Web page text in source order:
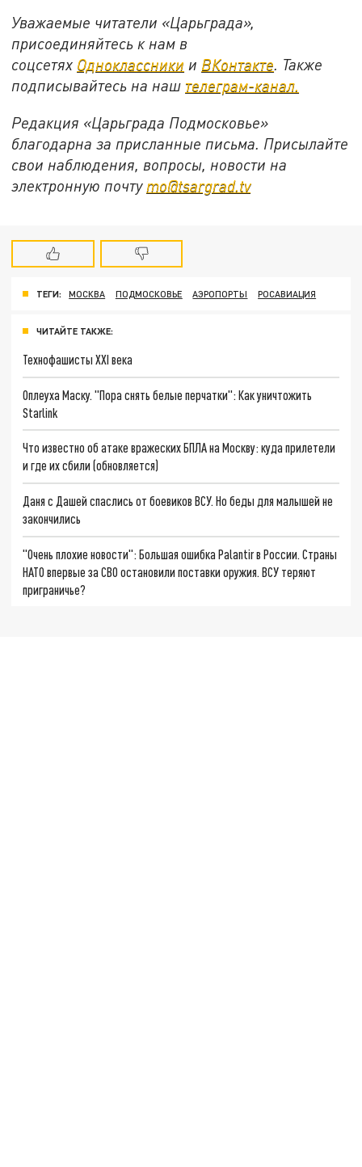
Уважаемые читатели «Царьграда»,
присоединяйтесь к нам в
соцсетях Одноклассники и ВКонтакте. Также
подписывайтесь на наш телеграм-канал.
Редакция «Царьграда Подмосковье»
благодарна за присланные письма. Присылайте
свои наблюдения, вопросы, новости на
электронную почту mo@tsargrad.tv
ТЕГИ: МОСКВА ПОДМОСКОВЬЕ АЭРОПОРТЫ РОСАВИАЦИЯ
ЧИТАЙТЕ ТАКЖЕ:
Технофашисты XXI века
Оплеуха Маску. "Пора снять белые перчатки": Как уничтожить
Starlink
Что известно об атаке вражеских БПЛА на Москву: куда прилетели
и где их сбили (обновляется)
Даня с Дашей спаслись от боевиков ВСУ. Но беды для малышей не
закончились
"Очень плохие новости": Большая ошибка Palantir в России. Страны
НАТО впервые за СВО остановили поставки оружия. ВСУ теряют
приграничье?